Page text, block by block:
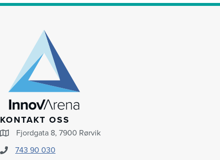
KONTAKT OSS
Fjordgata 8, 7900 Rørvik
743 90 030